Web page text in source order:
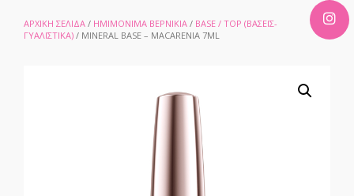
ΑΡΧΙΚΉ ΣΕΛΊΔΑ / ΗΜΙΜΟΝΙΜΑ ΒΕΡΝΙΚΙΑ / BASE / TOP (ΒΆΣΕΙΣ-
ΓΥΑΛΙΣΤΙΚΆ) / MINERAL BASE – MACARENIA 7ML